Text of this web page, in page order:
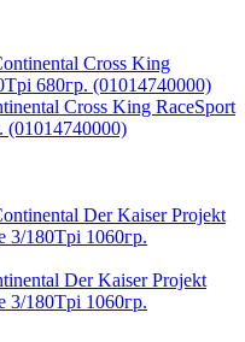
Cross King RaceSport
(01014740000)
Der Kaiser Projekt
3/180Tpi 1060гр.